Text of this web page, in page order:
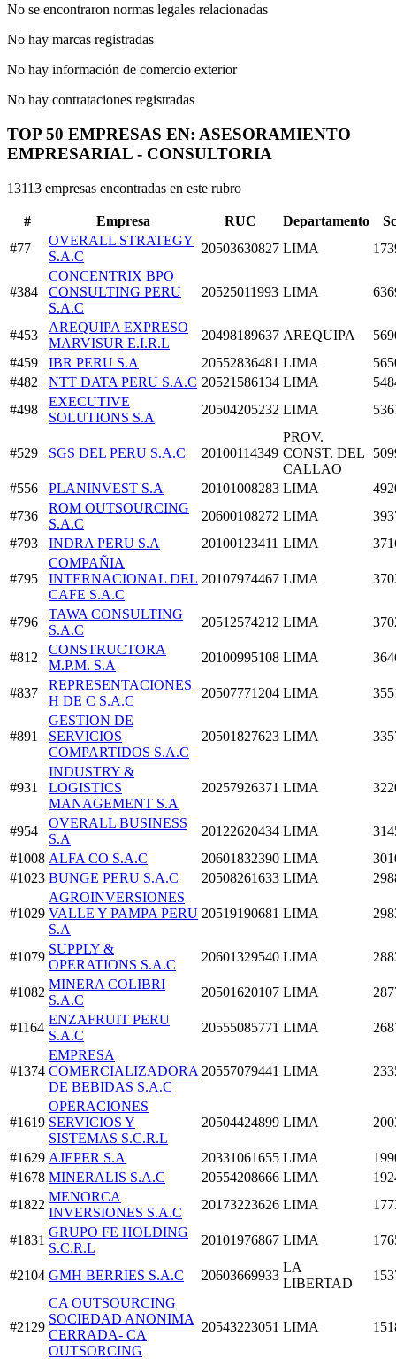
No se encontraron normas legales relacionadas
No hay marcas registradas
No hay información de comercio exterior
No hay contrataciones registradas
TOP 50 EMPRESAS EN: ASESORAMIENTO
EMPRESARIAL - CONSULTORIA
13113 empresas encontradas en este rubro
# Empresa RUC Departamento
#77
OVERALL STRATEGY
S.A.C
20503630827 LIMA
#384
CONCENTRIX BPO
CONSULTING PERU
S.A.C
20525011993 LIMA
#453
AREQUIPA EXPRESO
MARVISUR E.I.R.L
20498189637 AREQUIPA
#459
IBR PERU S.A 20552836481 LIMA
#482
NTT DATA PERU S.A.C 20521586134 LIMA
#498
EXECUTIVE
SOLUTIONS S.A
20504205232 LIMA
#529 SGS DEL PERU S.A.C 20100114349
PROV.
CONST. DEL
CALLAO
#556 PLANINVEST S.A 20101008283 LIMA
#736
ROM OUTSOURCING
S.A.C
20600108272 LIMA
#793
INDRA PERU S.A 20100123411 LIMA
#795
COMPAÑIA
INTERNACIONAL DEL
CAFE S.A.C
20107974467 LIMA
#796
TAWA CONSULTING
S.A.C
20512574212 LIMA
#812
CONSTRUCTORA
M.P.M. S.A
20100995108 LIMA
#837
REPRESENTACIONES
H DE C S.A.C
20507771204 LIMA
#891
GESTION DE
SERVICIOS
COMPARTIDOS S.A.C
20501827623 LIMA
#931
INDUSTRY &
LOGISTICS
MANAGEMENT S.A
20257926371 LIMA
#954
OVERALL BUSINESS
S.A
20122620434 LIMA
#1008 ALFA CO S.A.C 20601832390 LIMA
#1023 BUNGE PERU S.A.C 20508261633 LIMA
#1029
AGROINVERSIONES
VALLE Y PAMPA PERU
S.A
20519190681 LIMA
#1079
SUPPLY &
OPERATIONS S.A.C
20601329540 LIMA
#1082
MINERA COLIBRI
S.A.C
20501620107 LIMA
#1164
ENZAFRUIT PERU
S.A.C
20555085771 LIMA
#1374
EMPRESA
COMERCIALIZADORA
DE BEBIDAS S.A.C
20557079441 LIMA
#1619
OPERACIONES
SERVICIOS Y
SISTEMAS S.C.R.L
20504424899 LIMA
#1629 AJEPER S.A 20331061655 LIMA
#1678 MINERALIS S.A.C 20554208666 LIMA
#1822
MENORCA
INVERSIONES S.A.C
20173223626 LIMA
#1831
GRUPO FE HOLDING
S.C.R.L
20101976867 LIMA
#2104 GMH BERRIES S.A.C 20603669933
LA
LIBERTAD
#2129
CA OUTSOURCING
SOCIEDAD ANONIMA
CERRADA- CA
OUTSORCING
20543223051 LIMA